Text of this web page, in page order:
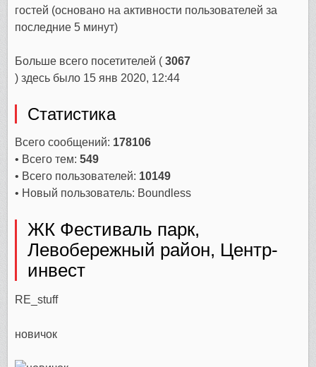
гостей (основано на активности пользователей за
последние 5 минут)
Больше всего посетителей (3067
) здесь было 15 янв 2020, 12:44
Статистика
Всего сообщений: 178106
• Всего тем:549
• Всего пользователей: 10149
• Новый пользователь: Boundless
ЖК Фестиваль парк,
Левобережный район, Центр-
инвест
RE_stuff
новичок